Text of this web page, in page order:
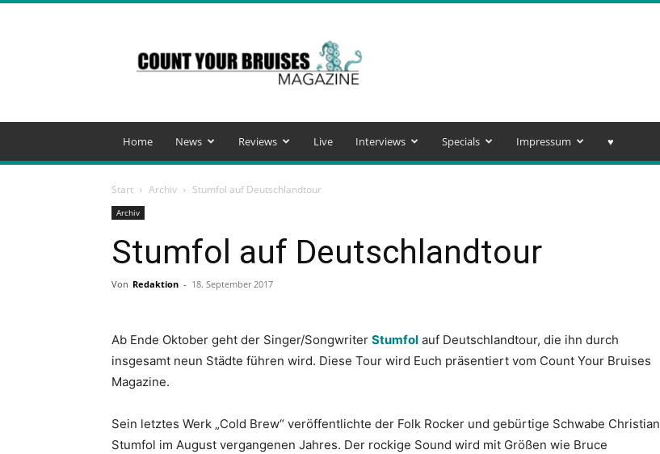
Your
Bruises
Magazine
Home News Reviews Live Interviews Specials Impressum ♥️
Start Archiv Stumfol auf Deutschlandtour
Archiv
Stumfol auf Deutschlandtour
Von Redaktion - 18. September 2017
Ab Ende Oktober geht der Singer/Songwriter Stumfol auf Deutschlandtour, die ihn durch
insgesamt neun Städte führen wird. Diese Tour wird Euch präsentiert vom Count Your Bruises
Magazine.
Sein letztes Werk „Cold Brew“ veröffentlichte der Folk Rocker und gebürtige Schwabe Christian
Stumfol im August vergangenen Jahres. Der rockige Sound wird mit Größen wie Bruce